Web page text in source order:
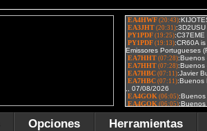
Opciones Herramientas